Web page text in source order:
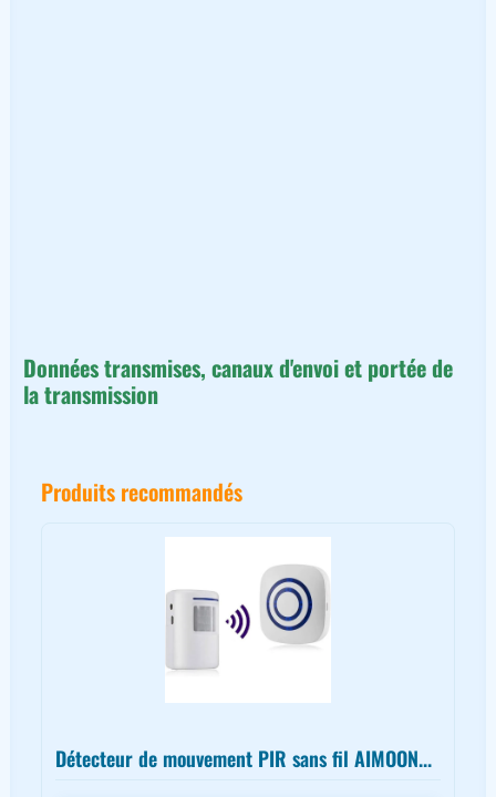
Données transmises, canaux d'envoi et portée de
la transmission
Produits recommandés
Détecteur de mouvement PIR sans fil AIMOON...